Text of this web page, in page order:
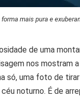
mais pura e
de uma
nos mostram
só, uma foto de
noturno. É de